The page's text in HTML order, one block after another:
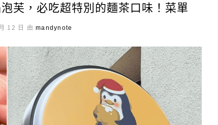
芙，必吃超特別的麵茶口味！菜單
12 日 由mandynote